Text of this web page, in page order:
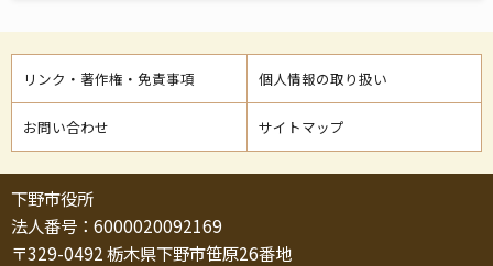
リンク・著作権・免責事項 個人情報の取り扱い
お問い合わせ サイトマップ
下野市役所
法人番号：6000020092169
〒329-0492 栃木県下野市笹原26番地